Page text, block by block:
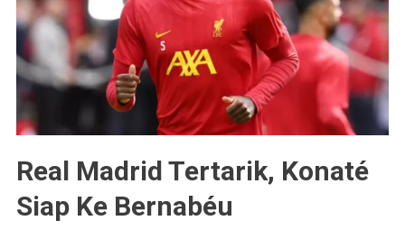
Real Madrid Tertarik, Konaté
Siap Ke Bernabéu